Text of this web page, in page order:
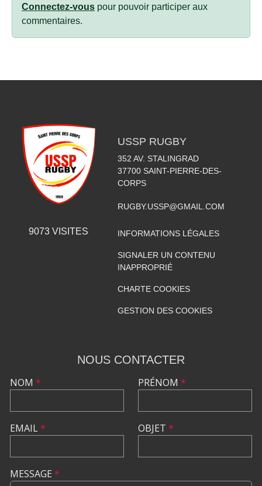
Connectez-vous pour pouvoir participer aux
commentaires.
9073 VISITES
USSP RUGBY
352 AV. STALINGRAD
37700 SAINT-PIERRE-DES-
CORPS
RUGBY.USSP@GMAIL.COM
INFORMATIONS LÉGALES
SIGNALER UN CONTENU
INAPPROPRIÉ
CHARTE COOKIES
GESTION DES COOKIES
NOUS CONTACTER
NOM *
EMAIL*
PRÉNOM *
OBJET *
MESSAGE *